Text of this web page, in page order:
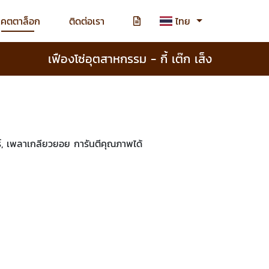
ตตาล็อก ติดต่อเรา ไทย
เฟืองโซ่อุตสาหกรรม - กี้ เต๊ก เส็ง
เพลาเกลียวยอย การันตีคุณภาพได้